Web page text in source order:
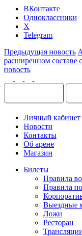
ВКонтакте
Одноклассники
X
Telegram
Предыдущая новость
расширенном
новость
Личный кабинет
Новости
Контакты
Об арене
Магазин
Билеты
Правила
Правила
Выездные
Ложи
Ресторан